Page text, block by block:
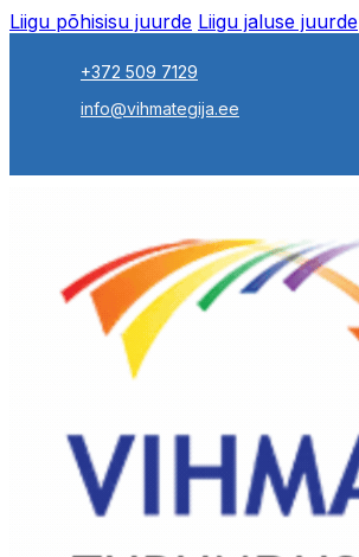
Liigu põhisisu juurde Liigu jaluse juurde
+372 509 7129
info@vihmategija.ee